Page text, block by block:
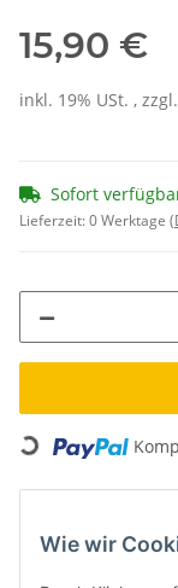
15,90 €
inkl. 19% USt. , zzgl.
Sofort
Lieferzeit:0 Werktage
Kostenloser
Wie wir